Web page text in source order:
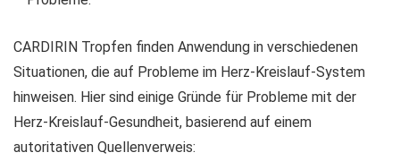
CARDIRIN Tropfen finden Anwendung in verschiedenen
Situationen, die auf Probleme im Herz-Kreislauf-System
hinweisen. Hier sind einige Gründe für Probleme mit der
Herz-Kreislauf-Gesundheit, basierend auf einem
autoritativen Quellenverweis: